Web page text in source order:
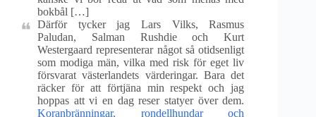
bokbål […]
Därför tycker jag Lars Vilks, Rasmus
Paludan, Salman Rushdie och Kurt
Westergaard representerar något så otidsenligt
som modiga män, vilka med risk för eget liv
försvarat västerlandets värderingar. Bara det
räcker för att förtjäna min respekt och jag
hoppas att vi en dag reser statyer över dem.
Koranbränningar, rondellhundar och